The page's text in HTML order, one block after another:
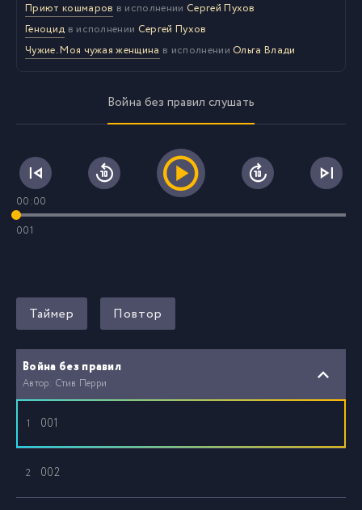
Приют кошмаров в исполнении Сергей Пухов
Геноцид в исполнении Сергей Пухов
Чужие. Моя чужая женщина в исполненииОльга Влади
Война без правил слушать
00:00
001
Таймер Повтор
Война без правил
Автор: Стив Перри
1 001
2 002